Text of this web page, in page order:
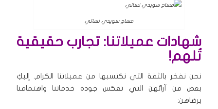
مساج سويدي نسائي
شهادات عميلاتنا: تجارب حقيقية
تُلهم!
نحن نفخر بالثقة التي نكتسبها من عميلاتنا الكرام. إليكِ
بعض من آرائهن التي تعكس جودة خدماتنا واهتمامنا
برضاهن: